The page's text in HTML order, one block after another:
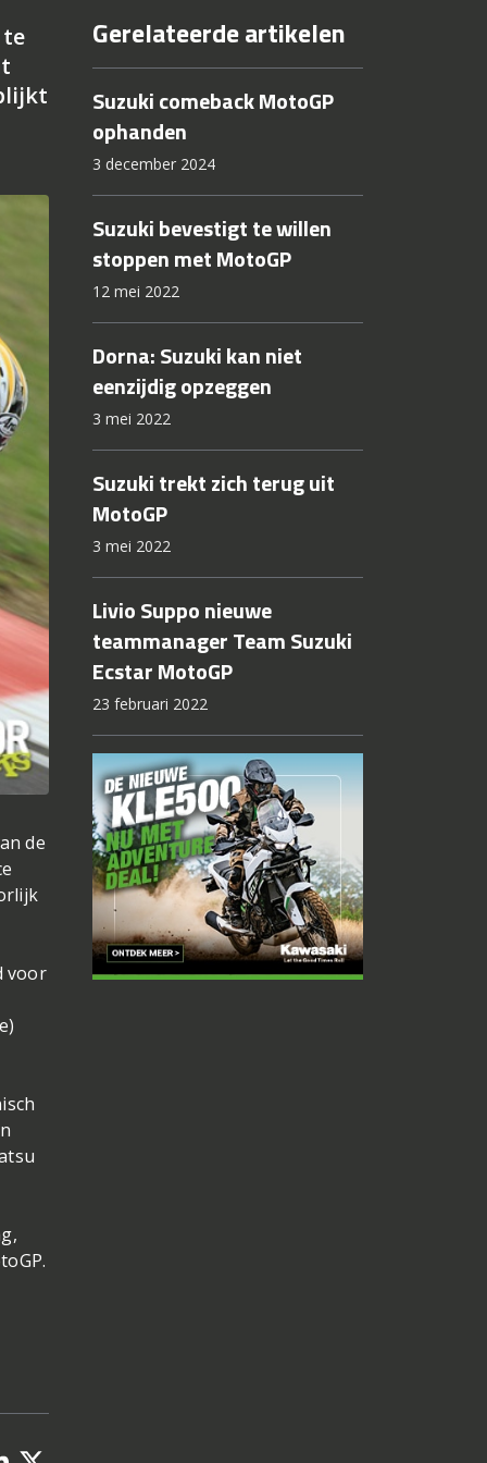
de
voor
Gerelateerde artikelen
Suzuki comeback MotoGP
ophanden
3 december 2024
Suzuki bevestigt te willen
stoppen met MotoGP
12 mei 2022
Dorna: Suzuki kan niet
eenzijdig opzeggen
3 mei 2022
Suzuki trekt zich terug uit
MotoGP
3 mei 2022
Livio Suppo nieuwe
teammanager Team Suzuki
Ecstar MotoGP
23 februari 2022